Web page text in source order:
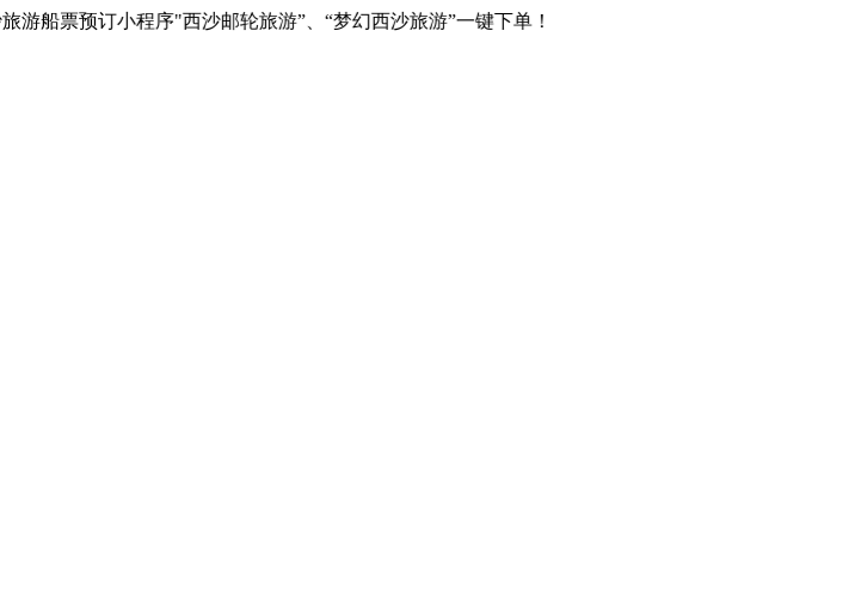
船票预订小程序"西沙邮轮旅游”、“梦幻西沙旅游”一键下单！